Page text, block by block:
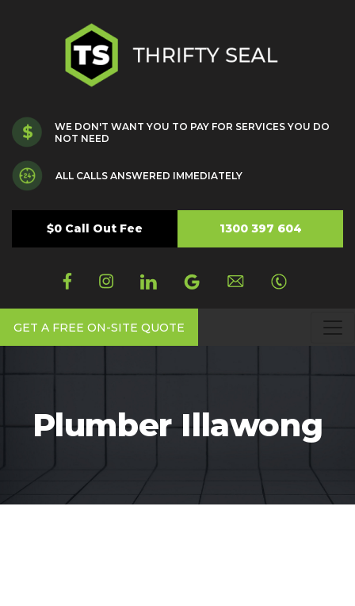
WE DON'T WANT YOU TO PAY FOR SERVICES YOU DO
NOT NEED
ALL CALLS ANSWERED IMMEDIATELY
$0 Call Out Fee 1300 397 604
GET A FREE ON-SITE QUOTE
Plumber Illawong